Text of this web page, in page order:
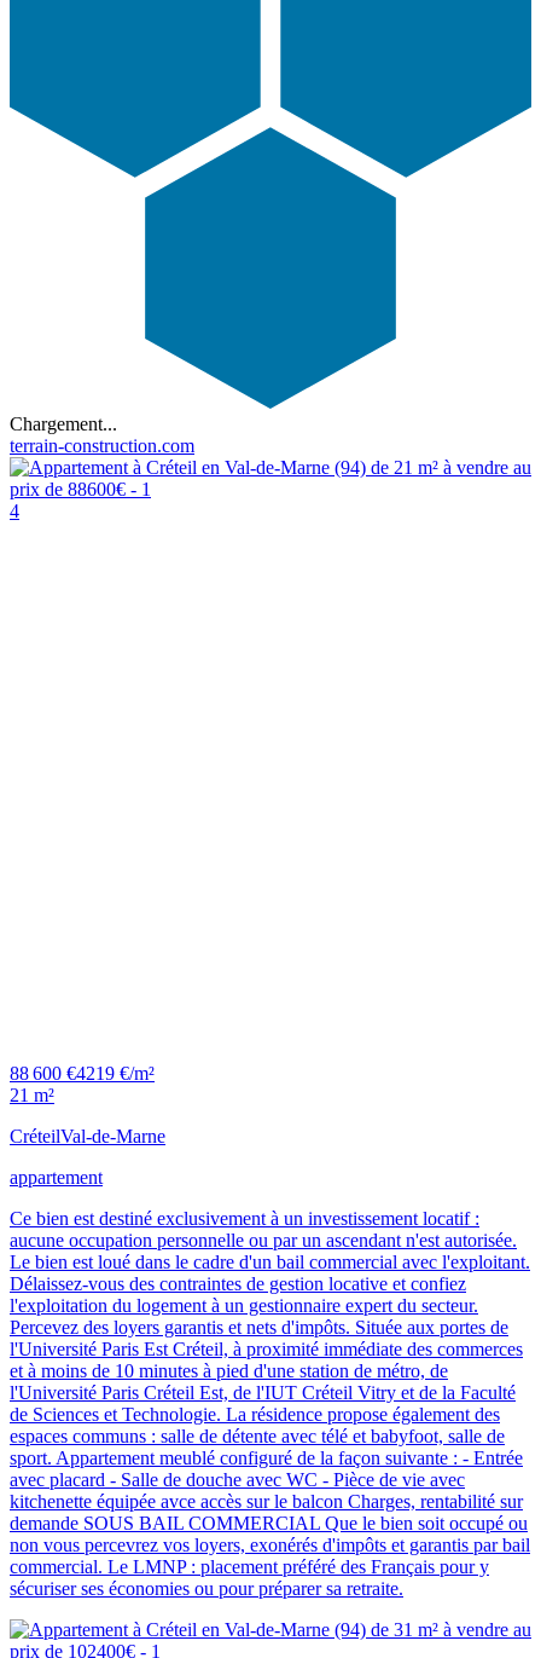
Chargement...
terrain-construction.com
4
88 600 €4219 €/m²
21 m²
CréteilVal-de-Marne
appartement
Ce bien est destiné exclusivement à un investissement locatif :
aucune occupation personnelle ou par un ascendant n'est autorisée.
Le bien est loué dans le cadre d'un bail commercial avec l'exploitant.
Délaissez-vous des contraintes de gestion locative et confiez
l'exploitation du logement à un gestionnaire expert du secteur.
Percevez des loyers garantis et nets d'impôts. Située aux portes de
l'Université Paris Est Créteil, à proximité immédiate des commerces
et à moins de 10 minutes à pied d'une station de métro, de
l'Université Paris Créteil Est, de l'IUT Créteil Vitry et de la Faculté
de Sciences et Technologie. La résidence propose également des
espaces communs : salle de détente avec télé et babyfoot, salle de
sport. Appartement meublé configuré de la façon suivante : - Entrée
avec placard - Salle de douche avec WC - Pièce de vie avec
kitchenette équipée avce accès sur le balcon Charges, rentabilité sur
demande SOUS BAIL COMMERCIAL Que le bien soit occupé ou
non vous percevrez vos loyers, exonérés d'impôts et garantis par bail
commercial. Le LMNP : placement préféré des Français pour y
sécuriser ses économies ou pour préparer sa retraite.